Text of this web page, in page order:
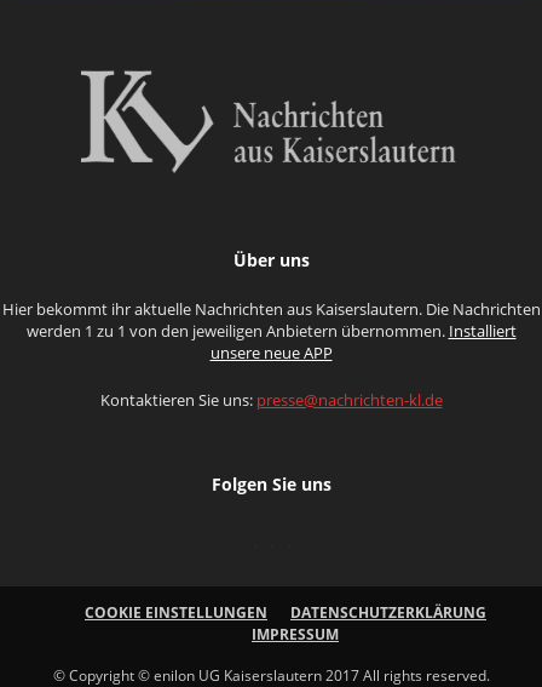
Über uns
Hier bekommt ihr aktuelle Nachrichten aus Kaiserslautern. Die Nachrichten
werden 1 zu 1 von den jeweiligen Anbietern übernommen. Installiert
unsere neue APP
Kontaktieren Sie uns: presse@nachrichten-kl.de
Folgen Sie uns
COOKIE EINSTELLUNGEN
DATENSCHUTZERKLÄRUNG
IMPRESSUM
© Copyright © enilon UG Kaiserslautern 2017 All rights reserved.